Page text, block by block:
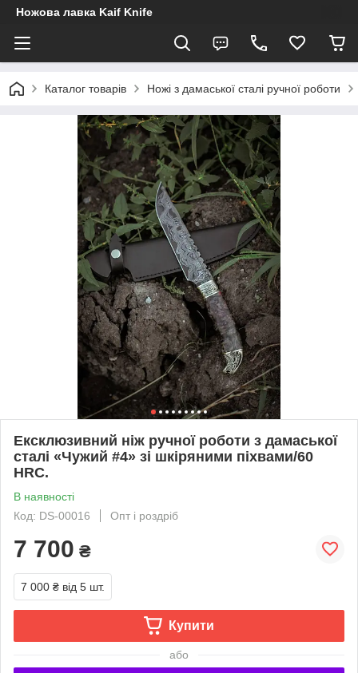
Ножова лавка Kaif Knife
Каталог товарів Ножі з дамаської сталі ручної роботи
Ексклюзивний ніж ручної роботи з дамаської
сталі «Чужий #4» зі шкіряними піхвами/60
HRC.
В наявності
Код: DS-00016
Опт і роздріб
7 700 ₴
7 000 ₴ від 5 шт.
Купити
або